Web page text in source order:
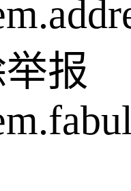
举报